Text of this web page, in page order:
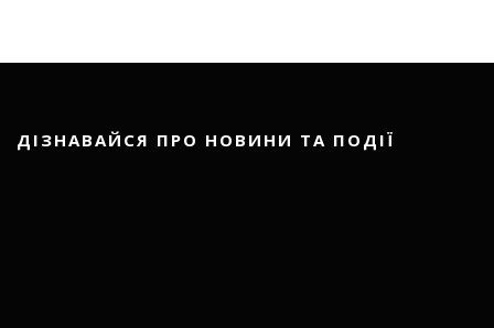
ДІЗНАВАЙСЯ ПРО НОВИНИ ТА ПОДІЇ